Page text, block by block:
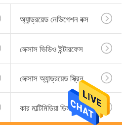
অ্যান্ড্রয়েড নেভিগেশন বক্স
লেক্সাস ভিডিও ইন্টারফেস
লেক্সাস অ্যান্ড্রয়েড স্ক্রিন
কার মাল্টিমিডিয়া ডিসপ্লে